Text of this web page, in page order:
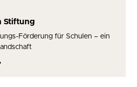
Stiftung
Förderung für Schulen – ein